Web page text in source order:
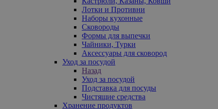
Лотки и Противни
Наборы кухонные
Сковороды
Формы для выпечки
Чайники, Турки
Аксессуары для сковород
Уход за посудой
Назад
Уход за посудой
Подставка для посуды
Чистящие средства
Хранение продуктов